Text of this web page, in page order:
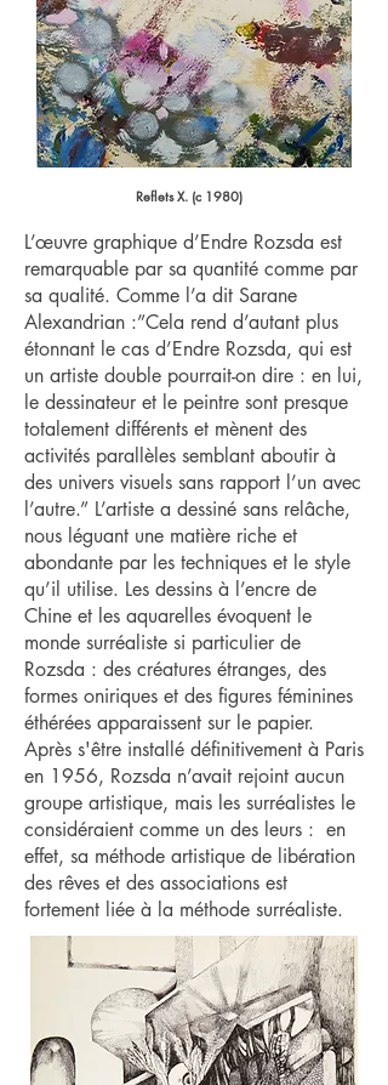
Reflets X. (c 1980)
L’œuvre graphique d’Endre Rozsda est
remarquable par sa quantité comme par
sa qualité. Comme l’a dit Sarane
Alexandrian :”Cela rend d’autant plus
étonnant le cas d’Endre Rozsda, qui est
un artiste double pourrait-on dire : en lui,
le dessinateur et le peintre sont presque
totalement différents et mènent des
activités parallèles semblant aboutir à
des univers visuels sans rapport l’un avec
l’autre.” L’artiste a dessiné sans relâche,
nous léguant une matière riche et
abondante par les techniques et le style
qu’il utilise. Les dessins à l’encre de
Chine et les aquarelles évoquent le
monde surréaliste si particulier de
Rozsda : des créatures étranges, des
formes oniriques et des figures féminines
éthérées apparaissent sur le papier.
Après s'être installé définitivement à Paris
en 1956, Rozsda n’avait rejoint aucun
groupe artistique, mais les surréalistes le
considéraient comme un des leurs : en
effet, sa méthode artistique de libération
des rêves et des associations est
fortement liée à la méthode surréaliste.